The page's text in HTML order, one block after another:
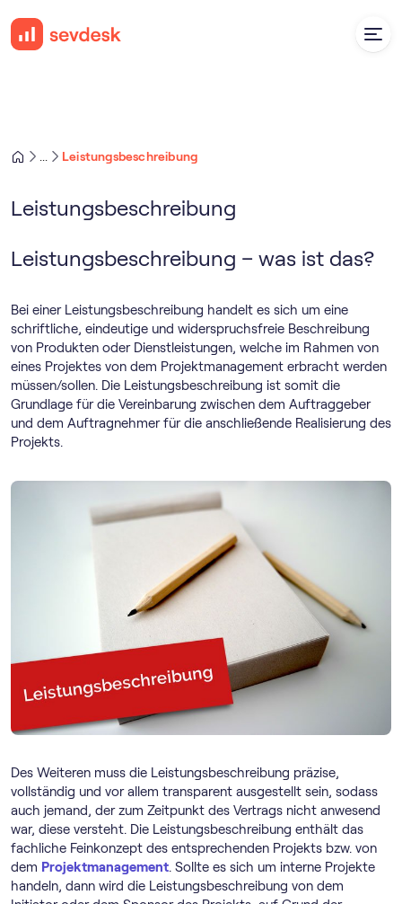
Leistungsbeschreibung
Leistungsbeschreibung
Leistungsbeschreibung – was ist das?
Bei einer Leistungsbeschreibung handelt es sich um eine
schriftliche, eindeutige und widerspruchsfreie Beschreibung
von Produkten oder Dienstleistungen, welche im Rahmen von
eines Projektes von dem Projektmanagement erbracht werden
müssen/sollen. Die Leistungsbeschreibung ist somit die
Grundlage für die Vereinbarung zwischen dem Auftraggeber
und dem Auftragnehmer für die anschließende Realisierung des
Projekts.
Des Weiteren muss die Leistungsbeschreibung präzise,
vollständig und vor allem transparent ausgestellt sein, sodass
auch jemand, der zum Zeitpunkt des Vertrags nicht anwesend
war, diese versteht. Die Leistungsbeschreibung enthält das
fachliche Feinkonzept des entsprechenden Projekts bzw. von
dem Projektmanagement. Sollte es sich um interne Projekte
handeln, dann wird die Leistungsbeschreibung von dem